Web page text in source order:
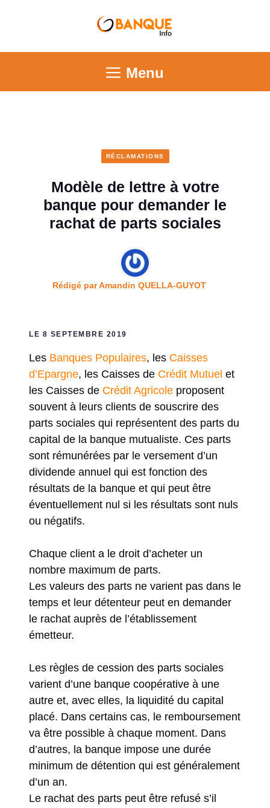
Menu
RÉCLAMATIONS
Modèle de lettre à votre
banque pour demander le
rachat de parts sociales
Rédigé parAmandin QUELLA-GUYOT
LE 8 SEPTEMBRE 2019
Les Banques Populaires, les Caisses
d’Epargne, les Caisses de Crédit Mutuel et
les Caisses de Crédit Agricole proposent
souvent à leurs clients de souscrire des
parts sociales qui représentent des parts du
capital de la banque mutualiste. Ces parts
sont rémunérées par le versement d’un
dividende annuel qui est fonction des
résultats de la banque et qui peut être
éventuellement nul si les résultats sont nuls
ou négatifs.
Chaque client a le droit d’acheter un
nombre maximum de parts.
Les valeurs des parts ne varient pas dans le
temps et leur détenteur peut en demander
le rachat auprès de l’établissement
émetteur.
Les règles de cession des parts sociales
varient d’une banque coopérative à une
autre et, avec elles, la liquidité du capital
placé. Dans certains cas, le remboursement
va être possible à chaque moment. Dans
d’autres, la banque impose une durée
minimum de détention qui est généralement
d’un an.
Le rachat des parts peut être refusé s’il